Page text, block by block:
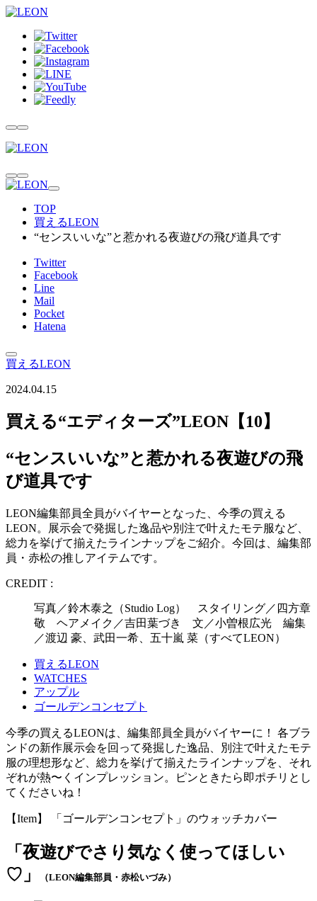
TOP
買えるLEON
“センスいいな”と惹かれる夜遊びの飛び道具です
Twitter
Facebook
Line
Mail
Pocket
Hatena
買えるLEON
2024.04.15
買える“エディターズ”LEON【10】
“センスいいな”と惹かれる夜遊びの飛
び道具です
LEON編集部員全員がバイヤーとなった、今季の買える
LEON。展示会で発掘した逸品や別注で叶えたモテ服など、
総力を挙げて揃えたラインナップをご紹介。今回は、編集部
員・赤松の推しアイテムです。
CREDIT :
写真／鈴木泰之（Studio Log） スタイリング／四方章
敬 ヘアメイク／吉田葉づき 文／小曽根広光 編集
／渡辺 豪、武田一希、五十嵐 菜（すべてLEON）
買えるLEON
WATCHES
アップル
ゴールデンコンセプト
今季の買えるLEONは、編集部員全員がバイヤーに！ 各ブラ
ンドの新作展示会を回って発掘した逸品、別注で叶えたモテ
服の理想形など、総力を挙げて揃えたラインナップを、それ
ぞれが熱〜くインプレッション。ピンときたら即ポチリとし
てくださいね！
【Item】 「ゴールデンコンセプト」のウォッチカバー
「夜遊びでさり気なく使ってほしい
♡」
（LEON編集部員・赤松いづみ）